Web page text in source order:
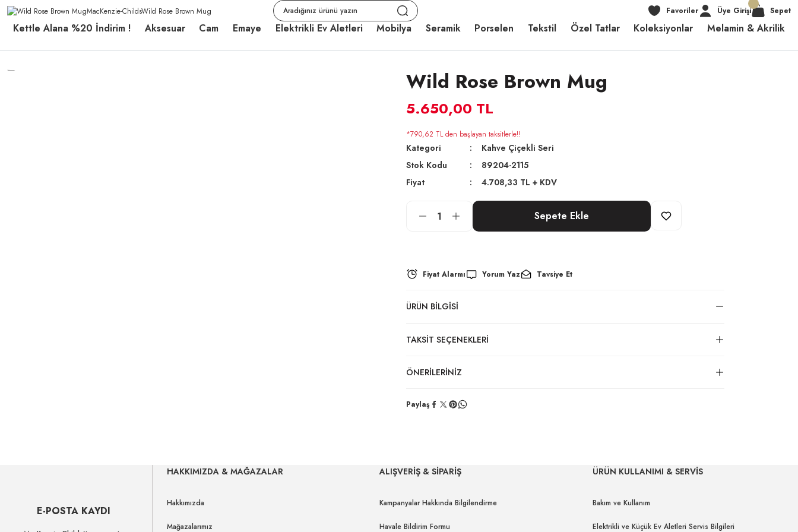
Favoriler Üye Girişi Sepet
Kettle Alana %20 İndirim ! Aksesuar Cam Emaye Elektrikli Ev Aletleri Mobilya Seramik Porselen Tekstil Özel Tatlar Koleksiyonlar Melamin & Akrilik
Wild Rose Brown Mug
5.650,00 TL
*790,62 TL den başlayan taksitlerle!!
Kategori
Kahve Çiçekli Seri
Stok Kodu
89204-2115
Fiyat
4.708,33 TL + KDV
Sepete Ekle
Fiyat Alarmı Yorum Yaz Tavsiye Et
ÜRÜN BILGISI
TAKSIT SEÇENEKLERI
ÖNERILERINIZ
Paylaş
E-POSTA KAYDI
HAKKIMIZDA & MAĞAZALAR
Hakkımızda
Mağazalarımız
ALIŞVERİŞ & SİPARİŞ
Kampanyalar Hakkında Bilgilendirme
Havale Bildirim Formu
ÜRÜN KULLANIMI & SERVİS
Bakım ve Kullanım
Elektrikli ve Küçük Ev Aletleri Servis Bilgileri